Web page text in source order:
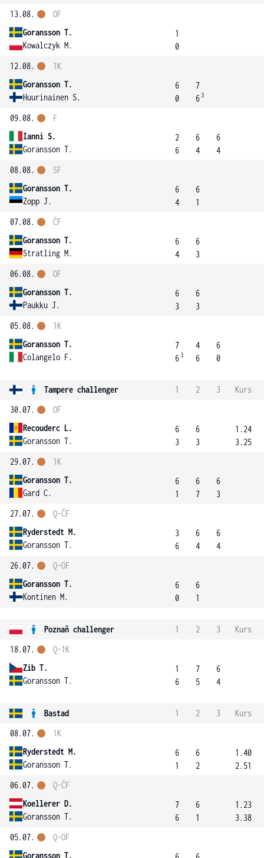
13.08.
Goransson T.
Kowalczyk M.
OF
1
0
12.08.
Goransson T.
Huurinainen S.
1K
6
0
7
6 3
09.08.
Ianni S.
Goransson T.
F
2
6
6
4
6
4
08.08.
Goransson T.
Zopp J.
SF
6
4
6
1
07.08.
Goransson T.
Stratling M.
ČF
6
4
6
3
06.08.
Goransson T.
Paukku J.
OF
6
3
6
3
05.08.
Goransson T.
Colangelo F.
1K
7
6 3
4
6
6
0
Tampere challenger 1 2 3
Kurs
30.07.
Recouderc L.
Goransson T.
OF
6
3
6
3
1.24
3.25
29.07.
Goransson T.
Gard C.
1K
6
1
6
7
6
3
27.07.
Ryderstedt M.
Goransson T.
Q-ČF
3
6
6
4
6
4
26.07.
Goransson T.
Kontinen M.
Q-OF
6
0
6
1
Poznaň challenger 1 2 3
Kurs
18.07.
Zib T.
Goransson T.
Q-1K
1
6
7
5
6
4
Bastad 1 2 3
Kurs
08.07.
Ryderstedt M.
Goransson T.
1K
6
1
6
2
1.40
2.51
06.07.
Koellerer D.
Goransson T.
Q-ČF
7
6
6
1
1.23
3.38
05.07.
Goransson T.
Q-OF